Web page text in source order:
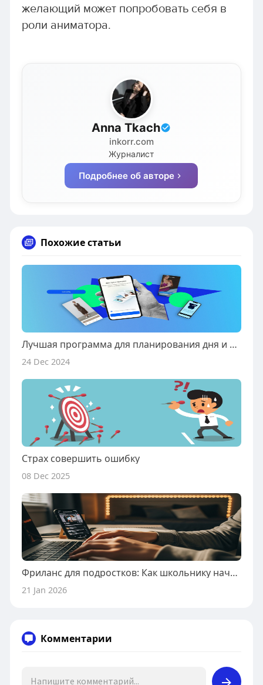
желающий может попробовать себя в
роли аниматора.
Anna Tkach
inkorr.com
Журналист
Подробнее об авторе
Похожие статьи
Лучшая программа для планирования дня и задач на работе
24 Dec 2024
Страх совершить ошибку
08 Dec 2025
Фриланс для подростков: Как школьнику начать зарабатывать на фрилансе
21 Jan 2026
Комментарии